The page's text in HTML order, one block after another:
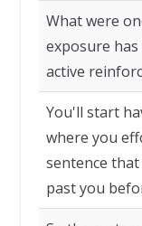
What were
exposure
active
You'll start
where you
sentence
past you